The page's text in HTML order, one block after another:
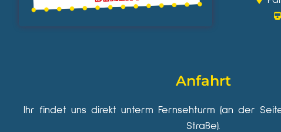
Anfahrt
Ihr findet uns direkt unterm Fernsehturm (an der
Straße).